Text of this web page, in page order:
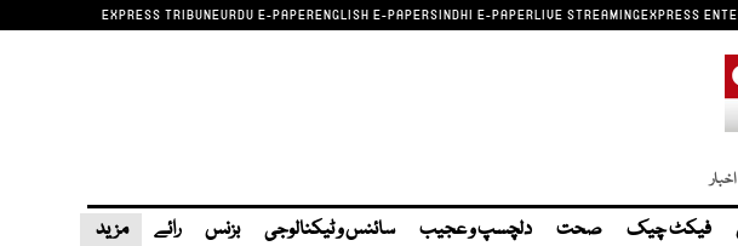
EXPRESS TRIBUNEURDU E-PAPERENGLISH E-PAPERSINDHI E-PAPERLIVE STREAMINGEXPRESS
فیکٹ چیک صحت دلچسپ و عجیب سائنس و ٹیکنالوجی بزنس رائے مزید